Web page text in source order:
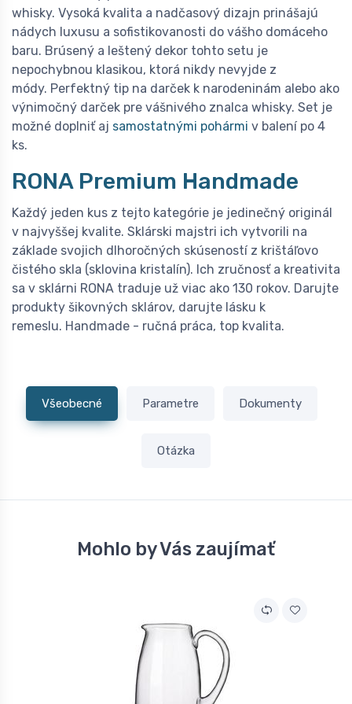
whisky. Vysoká kvalita a nadčasový dizajn prinášajú
nádych luxusu a sofistikovanosti do vášho domáceho
baru. Brúsený a leštený dekor tohto setu je
nepochybnou klasikou, ktorá nikdy nevyjde z
módy. Perfektný tip na darček k narodeninám alebo ako
výnimočný darček pre vášnivého znalca whisky. Set je
možné doplniť aj samostatnými pohármi v balení po 4
ks.
RONA Premium Handmade
Každý jeden kus z tejto kategórie je jedinečný originál
v najvyššej kvalite. Sklárski majstri ich vytvorili na
základe svojich dlhoročných skúseností z krištáľovo
čistého skla (sklovina kristalín). Ich zručnosť a kreativita
sa v sklárni RONA traduje už viac ako 130 rokov. Darujte
produkty šikovných sklárov, darujte lásku k
remeslu. Handmade - ručná práca, top kvalita.
Všeobecné Parametre Dokumenty
Otázka
Mohlo by Vás zaujímať